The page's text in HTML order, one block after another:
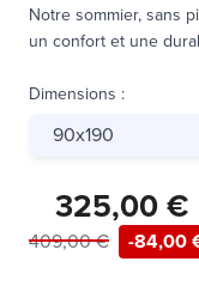
Notre sommier, sans
un confort et une
Dimensions :
90x190
325,00 €
409,00 € -84,00